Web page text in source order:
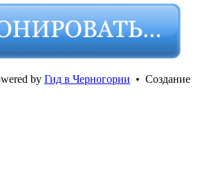
by Гид в Черногории • Создание